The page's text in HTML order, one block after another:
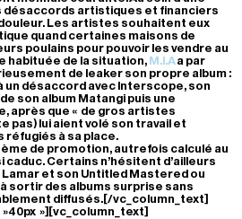
désaccords artistiques et financiers
Les artistes souhaitent eux
quand certaines maisons de
poulains pour pouvoir les vendre au
habituée de la situation, M.I.Aa par
de leaker son propre album :
un désaccord avec Interscope, son
son album Matangi puis une
après que « de gros artistes
pas) lui aient volé son travail et
réfugiés à sa place.
de promotion, autrefois calculé au
caduc. Certains n’hésitent d’ailleurs
Lamar et son Untitled Mastered ou
sortir des albums surprise sans
diffusés.[/vc_column_text]
»][vc_column_text]